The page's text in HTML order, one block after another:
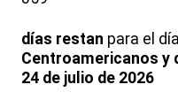
días restan para el
Centroamericanos y
24 de julio de 2026